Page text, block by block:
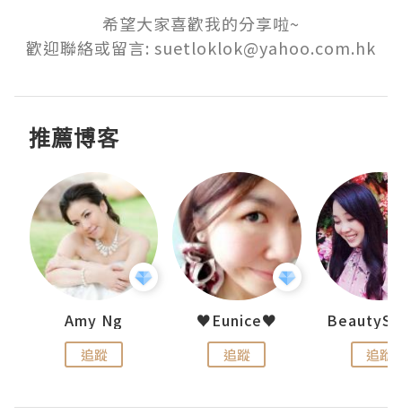
希望大家喜歡我的分享啦~
歡迎聯絡或留言: suetloklok@yahoo.com.hk
推薦博客
Amy Ng
追蹤
♥Eunice♥
追蹤 追蹤